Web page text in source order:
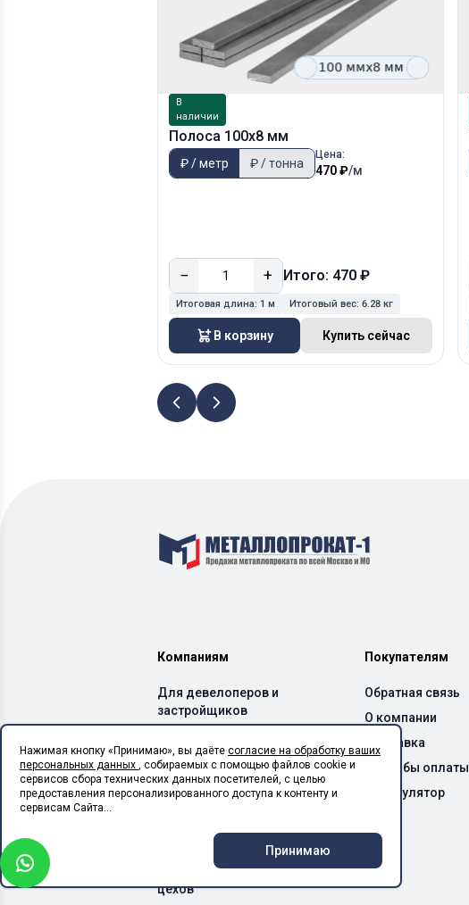
В
наличии
Полоса 100х8 мм
₽ / метр ₽ / тонна
Цена:
470 ₽/м
− + Итого: 470 ₽
Итоговая длина: 1 м Итоговый вес: 6.28 кг
В корзину Купить сейчас
Компаниям
Для девелоперов и
застройщиков
и бетонных заводов
Для производителей ЛСТК
Для монтажных
Для сельхоз предприятий
Для производственных
цехов
Покупателям
Обратная связь
О компании
Доставка
Способы оплаты
Калькулятор
Нажимая кнопку «Принимаю», вы даёте согласие на обработку ваших
персональных данных , собираемых с помощью файлов cookie и
сервисов сбора технических данных посетителей, с целью
предоставления персонализированного доступа к контенту и
сервисам Сайта...
Принимаю